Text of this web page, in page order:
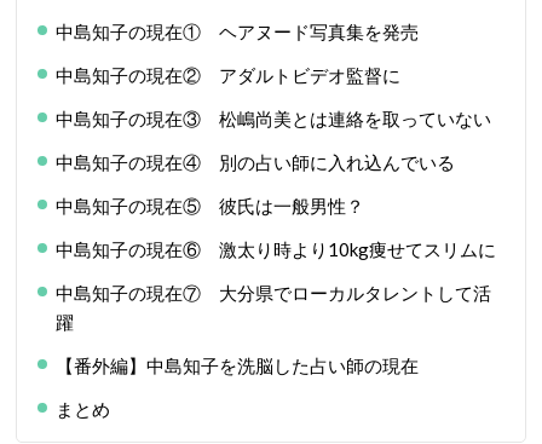
中島知子の現在① ヘアヌード写真集を発売
中島知子の現在② アダルトビデオ監督に
中島知子の現在③ 松嶋尚美とは連絡を取っていない
中島知子の現在④ 別の占い師に入れ込んでいる
中島知子の現在⑤ 彼氏は一般男性？
中島知子の現在⑥ 激太り時より10kg痩せてスリムに
中島知子の現在⑦ 大分県でローカルタレントして活
躍
【番外編】中島知子を洗脳した占い師の現在
まとめ